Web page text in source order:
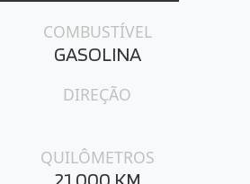
COMBUSTÍVEL
GASOLINA
DIREÇÃO
QUILÔMETROS